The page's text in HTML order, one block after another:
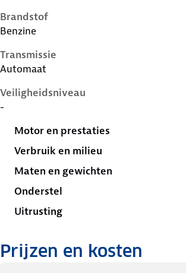
Brandstof
Benzine
Transmissie
Automaat
Veiligheidsniveau
-
Motor en prestaties
Verbruik en milieu
Maten en gewichten
Onderstel
Uitrusting
Prijzen en kosten